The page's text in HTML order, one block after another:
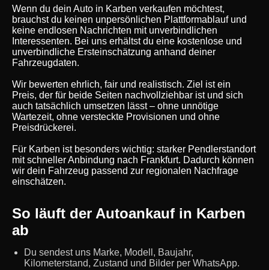
Wenn du dein Auto in Karben verkaufen möchtest,
brauchst du keinen unpersönlichen Plattformablauf und
keine endlosen Nachrichten mit unverbindlichen
Interessenten. Bei uns erhältst du eine kostenlose und
unverbindliche Ersteinschätzung anhand deiner
Fahrzeugdaten.
Wir bewerten ehrlich, fair und realistisch. Ziel ist ein
Preis, der für beide Seiten nachvollziehbar ist und sich
auch tatsächlich umsetzen lässt – ohne unnötige
Wartezeit, ohne versteckte Provisionen und ohne
Preisdrückerei.
Für Karben ist besonders wichtig: starker Pendlerstandort
mit schneller Anbindung nach Frankfurt. Dadurch können
wir dein Fahrzeug passend zur regionalen Nachfrage
einschätzen.
So läuft der Autoankauf in Karben
ab
Du sendest uns Marke, Modell, Baujahr,
Kilometerstand, Zustand und Bilder per WhatsApp.